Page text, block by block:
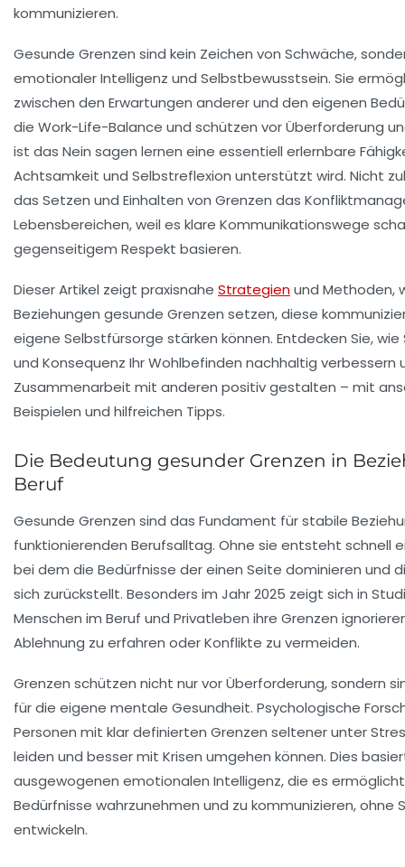
kommunizieren.
Gesunde Grenzen sind kein Zeichen von Schwäche,
emotionaler Intelligenz und Selbstbewusstsein. Sie
zwischen den Erwartungen anderer und den eigenen
die Work-Life-Balance und schützen vor Überforderung
ist das Nein sagen lernen eine essentiell erlernbare
Achtsamkeit und Selbstreflexion unterstützt wird. Nicht
das Setzen und Einhalten von Grenzen das
Lebensbereichen, weil es klare Kommunikationswege
gegenseitigem Respekt basieren.
Dieser Artikel zeigt praxisnahe Strategienund Methoden,
Beziehungen gesunde Grenzen setzen, diese
eigene Selbstfürsorge stärken können. Entdecken Sie, wie
und Konsequenz Ihr Wohlbefinden nachhaltig verbessern
Zusammenarbeit mit anderen positiv gestalten – mit
Beispielen und hilfreichen Tipps.
Die Bedeutung gesunder Grenzen in
Beruf
Gesunde Grenzen sind das Fundament für stabile
funktionierenden Berufsalltag. Ohne sie entsteht schnell
bei dem die Bedürfnisse der einen Seite dominieren und
sich zurückstellt. Besonders im Jahr 2025 zeigt sich in
Menschen im Beruf und Privatleben ihre Grenzen
Ablehnung zu erfahren oder Konflikte zu vermeiden.
Grenzen schützen nicht nur vor Überforderung, sondern
für die eigene mentale Gesundheit. Psychologische
Personen mit klar definierten Grenzen seltener unter
leiden und besser mit Krisen umgehen können. Dies
ausgewogenen emotionalen Intelligenz, die es
Bedürfnisse wahrzunehmen und zu kommunizieren, ohne
entwickeln.